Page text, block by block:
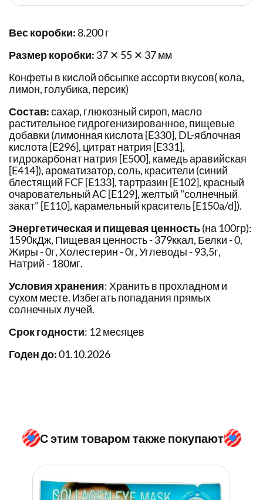
Вес коробки:8.200 г
Размер коробки: 37 ✕ 55 ✕ 37 мм
Конфеты в кислой обсыпке ассорти вкусов( кола,
лимон, голубика, персик)
Состав:сахар, глюкозный сироп, масло
растительное гидрогенизированное, пищевые
добавки (лимонная кислота [E330], DL-яблочная
кислота [E296], цитрат натрия [E331],
гидрокарбонат натрия [E500], камедь аравийская
[E414]), ароматизатор, соль, красители (синий
блестящий FCF [E133], тартразин [E102], красный
очаровательный AC [E129], желтый "солнечный
закат" [E110], карамельный краситель [E150a/d]).
Энергетическая и пищевая ценность(на 100гр):
1590кДж, Пищевая ценность - 379ккал, Белки - 0,
Жиры - 0г, Холестерин - 0г, Углеводы - 93,5г,
Натрий - 180мг.
Условия хранения: Хранить в прохладном и
сухом месте. Избегать попадания прямых
солнечных лучей.
Срок годности: 12 месяцев
Годен до:01.10.2026
С этим товаром также покупают